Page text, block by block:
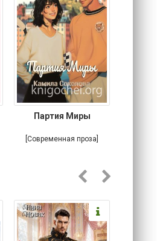
Партия Миры
[Современная проза]